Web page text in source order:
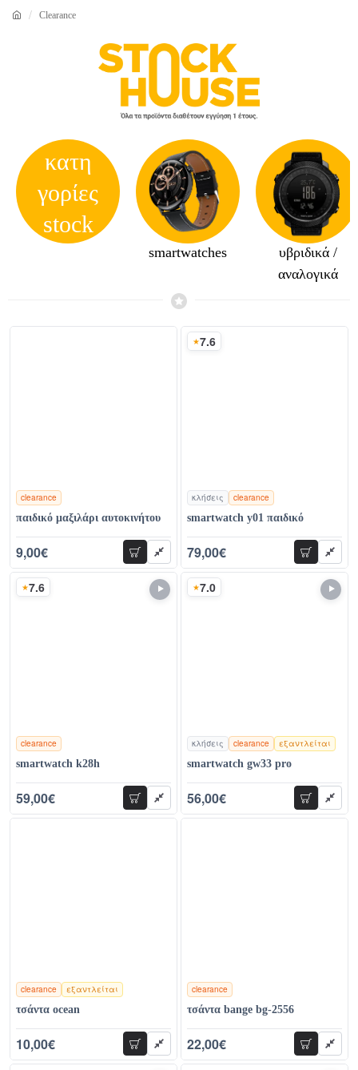
Clearance
κατη
γορίες
stock
smartwatches
υβριδικά /
αναλογικά
clearance
χρώματα
παιδικό μαξιλάρι αυτοκινήτου
9,00€ προσθήκη
clearance
κλήσεις
Σκορ
7.6
χρώματα
smartwatch y01 παιδικό
79,00€ προσθήκη
clearance
Σκορ
7.6
χρώματα
smartwatch k28h
59,00€ προσθήκη
clearance εξαντλείται
κλήσεις
Σκορ
7.0
χρώματα
smartwatch gw33 pro
56,00€ προσθήκη
clearance εξαντλείται
χρώματα
τσάντα ocean
10,00€ προσθήκη
clearance
χρώματα
τσάντα bange bg-2556
22,00€ προσθήκη